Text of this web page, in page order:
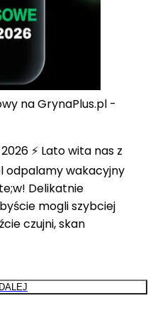
na GrynaPlus.pl -
⚡ Lato wita nas z
odpalamy wakacyjny
Delikatnie
mogli szybciej
czujni, skan